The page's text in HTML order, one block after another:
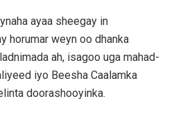
ayaa sheegay in
horumar weyn oo dhanka
ah, isagoo uga mahad-
iyo Beesha Caalamka
doorashooyinka.